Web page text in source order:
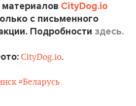
CityDog.io
с письменного
Подробности здесь.
CityDog.io.
#Беларусь